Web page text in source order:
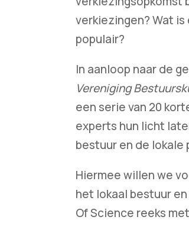
verkiezingen? Wat
populair?
In aanloop naar de
Vereniging
een serie van 20
experts hun licht
bestuur en de lokale
Hiermee willen we
het lokaal bestuur
Of Science reeks